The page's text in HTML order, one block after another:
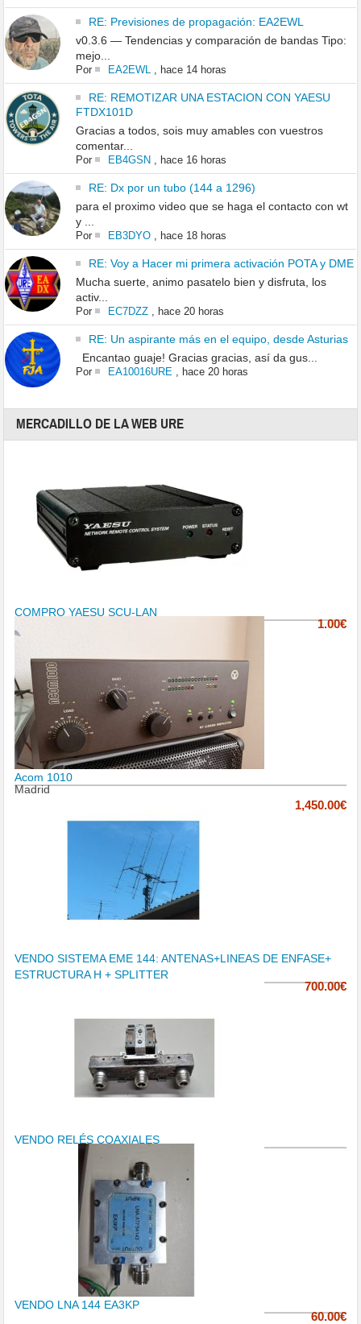
RE: Previsiones de propagación: EA2EWL
v0.3.6 — Tendencias y comparación de bandas Tipo:
mejo...
Por EA2EWL hace 14 horas
RE: REMOTIZAR UNA ESTACION CON YAESU
FTDX101D
Gracias a todos, sois muy amables con vuestros
comentar...
Por EB4GSN, hace 16 horas
RE: Dx por un tubo (144 a 1296)
para el proximo video que se haga el contacto con wt
y ...
Por EB3DYO, hace 18 horas
RE: Voy a Hacer mi primera activación POTA y DME
Mucha suerte, animo pasatelo bien y disfruta, los
activ...
Por EC7DZZ, hace 20 horas
RE: Un aspirante más en el equipo, desde Asturias
Encantao guaje! Gracias gracias, así da gus...
Por EA10016URE hace 20 horas
MERCADILLO DE LA WEB URE
COMPRO YAESU SCU-LAN
1.00€
Acom 1010
Madrid
1,450.00€
VENDO SISTEMA EME 144: ANTENAS+LINEAS DE ENFASE+
ESTRUCTURA H + SPLITTER
700.00€
VENDO RELÉS COAXIALES
VENDO LNA 144 EA3KP
60.00€